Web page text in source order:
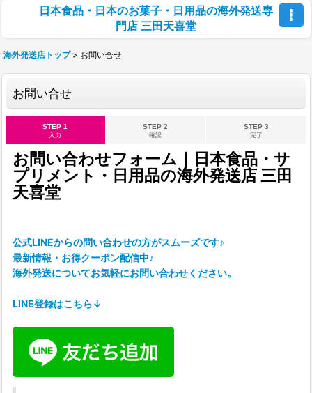
日本食品・日本のお菓子・日用品の海外発送専
門店 三田天喜堂
海外発送店トップ > お問い合せ
お問い合せ
STEP 1
入力
STEP 2
確認
STEP 3
完了
お問い合わせフォーム｜日本食品・サ
プリメント・日用品の海外発送店 三田
天喜堂
公式LINEからの問い合わせの方がスムーズです♪
最新情報・お得クーポン配信中♪
海外発送についてお気軽にお問い合わせください。
LINE登録はこちら↓